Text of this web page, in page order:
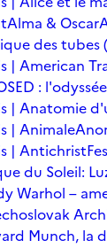
Alma & Oscar
des tubes
| American
:
| Anatomie
| Animale
| Antichrist
du Soleil:
Warhol –
Munch, la